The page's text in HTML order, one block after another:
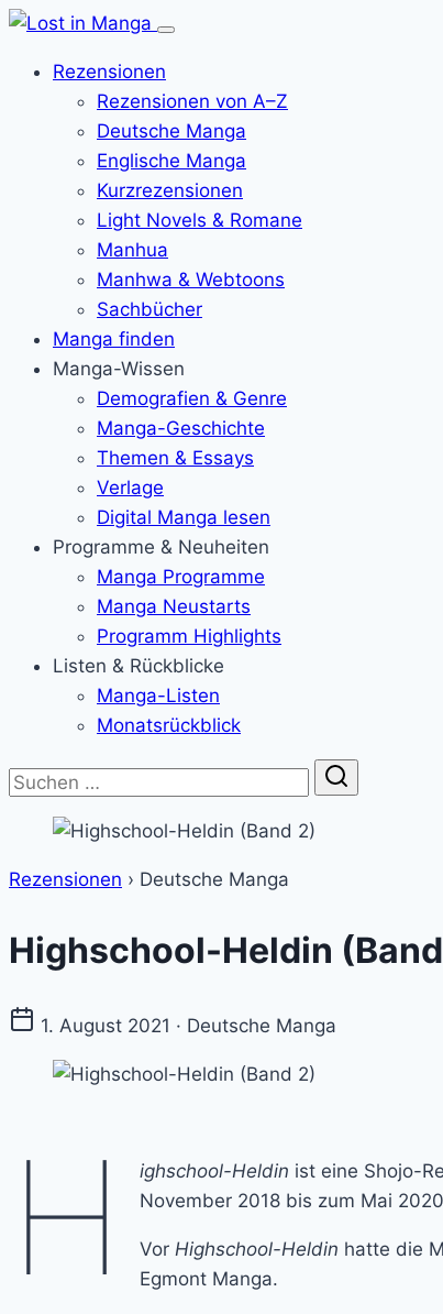
Menü
Rezensionen
Rezensionen von A–Z
Deutsche Manga
Englische Manga
Kurzrezensionen
Light Novels & Romane
Manhua
Manhwa & Webtoons
Sachbücher
Manga finden
Manga-Wissen
Demografien & Genre
Manga-Geschichte
Themen & Essays
Verlage
Digital Manga lesen
Programme & Neuheiten
Manga Programme
Manga Neustarts
Programm Highlights
Listen & Rückblicke
Manga-Listen
Monatsrückblick
Suche
Rezensionen › Deutsche Manga
Highschool-Heldin
1. August 2021 · Deutsche Manga
H ighschool-Heldin ist eine Shojo-
November 2018 bis zum Mai
VorHighschool-Heldin hatte die
Egmont Manga.